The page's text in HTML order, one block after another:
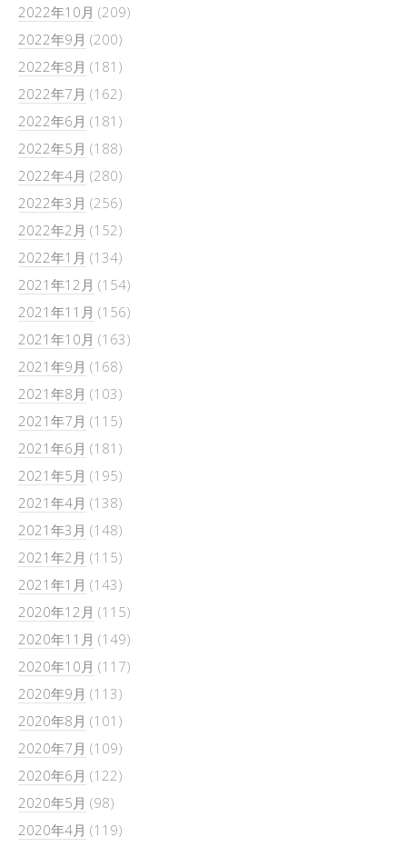
2022年10月 (209)
2022年9月 (200)
2022年8月 (181)
2022年7月 (162)
2022年6月 (181)
2022年5月 (188)
2022年4月 (280)
2022年3月 (256)
2022年2月 (152)
2022年1月 (134)
2021年12月 (154)
2021年11月 (156)
2021年10月 (163)
2021年9月 (168)
2021年8月 (103)
2021年7月 (115)
2021年6月 (181)
2021年5月 (195)
2021年4月 (138)
2021年3月 (148)
2021年2月 (115)
2021年1月 (143)
2020年12月 (115)
2020年11月 (149)
2020年10月 (117)
2020年9月 (113)
2020年8月 (101)
2020年7月 (109)
2020年6月 (122)
2020年5月 (98)
2020年4月 (119)